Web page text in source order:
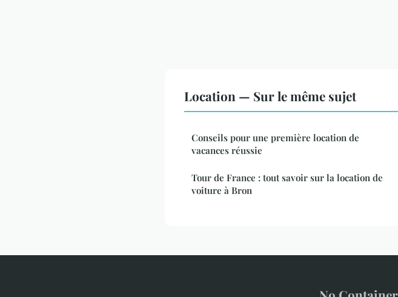
Location — Sur le même sujet
Conseils pour une première location de
vacances réussie
Tour de France : tout savoir sur la location de
voiture à Bron